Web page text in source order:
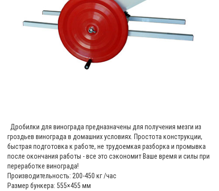
Дробилки для винограда предназначены для получения мезги из
гроздьев винограда в домашних условиях. Простота конструкции,
быстрая подготовка к работе, не трудоемкая разборка и промывка
после окончания работы - все это сэкономит Ваше время и силы при
переработке винограда!
Производительность: 200-450 кг /час
Размер бункера: 555×455 мм